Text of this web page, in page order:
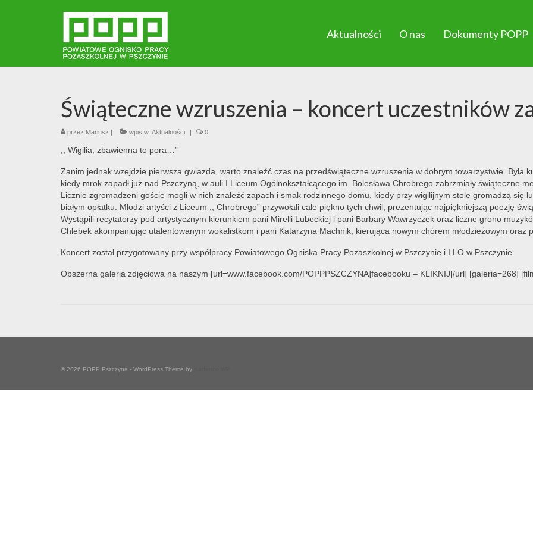
Aktualności O nas Dokumenty POPP
Świąteczne wzruszenia – koncert uczestników
przez Mariusz | wpis w: Aktualności | 0
,, Wigilia, zbawienna to pora…”
Zanim jednak wzejdzie pierwsza gwiazda, warto znaleźć czas na przedświąteczne wzruszenia w dobrym towarzystwie. Była
kiedy mrok zapadł już nad Pszczyną, w auli I Liceum Ogólnokształcącego im. Bolesława Chrobrego zabrzmiały świąteczne
Licznie zgromadzeni goście mogli w nich znaleźć zapach i smak rodzinnego domu, kiedy przy wigilijnym stole gromadzą się
białym opłatku. Młodzi artyści z Liceum ,, Chrobrego” przywołali całe piękno tych chwil, prezentując najpiękniejszą poezję
Wystąpili recytatorzy pod artystycznym kierunkiem pani Mirelli Lubeckiej i pani Barbary Wawrzyczek oraz liczne grono
Chlebek akompaniując utalentowanym wokalistkom i pani Katarzyna Machnik, kierująca nowym chórem młodzieżowym oraz
Koncert został przygotowany przy współpracy Powiatowego Ogniska Pracy Pozaszkolnej w Pszczynie i I LO w Pszczynie.
Obszerna galeria zdjęciowa na naszym [url=www.facebook.com/POPPPSZCZYNA]facebooku – KLIKNIJ[/url] [galeria=268]
© 2026 POPP Pszczyna - WordPress Theme by